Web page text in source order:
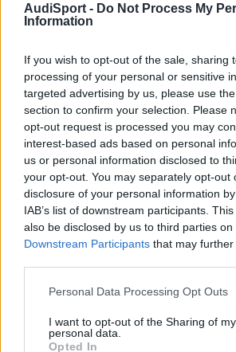
AudiSport - Do Not Process My
Information
If you wish to opt-out of the sale, sharing
processing of your personal or sensitive
targeted advertising by us, please use
section to confirm your selection. Please
opt-out request is processed you may
interest-based ads based on personal
us or personal information disclosed to
your opt-out. You may separately opt-out
disclosure of your personal information
IAB’s list of downstream participants.
also be disclosed by us to third parties on
Downstream Participants that may
Personal Data Processing Opt Outs
I want to opt-out of the Sharing of my
personal data.
Opted In
nogaro que le tengo que preguntar sobre
dicho que sobre 1800 pero que
verdad es que por un "poco" mas casi
pintarle del color que mas me gusta,las
suerte y encuentro algo barato porque la
machacada de soportes y tal.
Responder
Barmor dijo: